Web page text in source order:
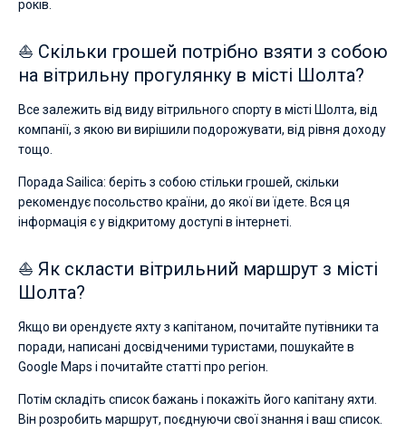
років.
⛵ Скільки грошей потрібно взяти з собою
на вітрильну прогулянку в місті Шолта?
Все залежить від виду вітрильного спорту в місті Шолта, від
компанії, з якою ви вирішили подорожувати, від рівня доходу
тощо.
Порада Sailica: беріть з собою стільки грошей, скільки
рекомендує посольство країни, до якої ви їдете. Вся ця
інформація є у відкритому доступі в інтернеті.
⛵ Як скласти вітрильний маршрут з місті
Шолта?
Якщо ви орендуєте яхту з капітаном, почитайте путівники та
поради, написані досвідченими туристами, пошукайте в
Google Maps і почитайте статті про регіон.
Потім складіть список бажань і покажіть його капітану яхти.
Він розробить маршрут, поєднуючи свої знання і ваш список.